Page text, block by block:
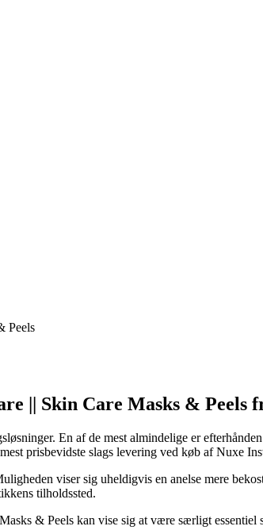
Peels
|| Skin Care Masks & Peels
En af de mest almindelige er
prisbevidste slags levering ved køb af Nuxe
viser sig uheldigvis en anelse mere
tilholdssted.
& Peels kan vise sig at være særligt